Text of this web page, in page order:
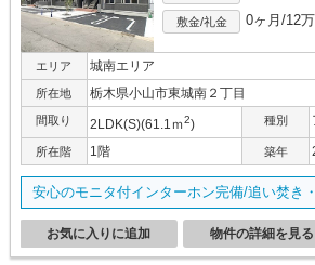
敷金/礼金 0ヶ月/12
エリア 城南エリア
所在地 栃木県小山市東城南２丁目
間取り 2LDK(S)(61.1ｍ2) 種別
所在階 1階 築年
安心のモニタ付インターホン完備/追い焚き
物件の詳細を見る
お気に入りに追加